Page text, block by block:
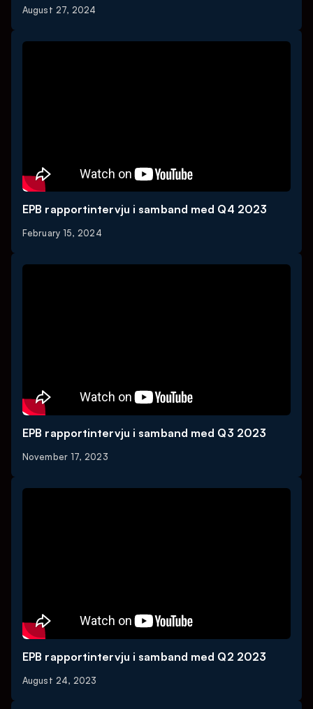
August 27, 2024
EPB rapportintervju i samband med Q4 2023
February 15, 2024
EPB rapportintervju i samband med Q3 2023
November 17, 2023
EPB rapportintervju i samband med Q2 2023
August 24, 2023